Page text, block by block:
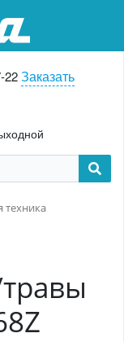
22Заказать
техника